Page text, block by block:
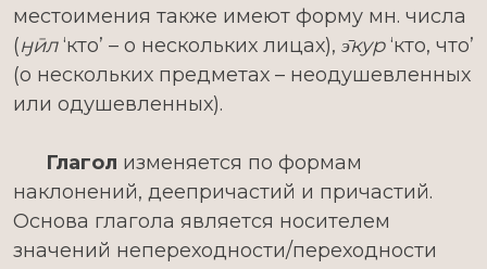
местоимения также имеют форму мн. числа
(ӈӣл‘кто’ – о нескольких лицах), э̄кур‘кто, что’
(о нескольких предметах – неодушевленных
или одушевленных).
Глагол изменяется по формам
наклонений, деепричастий и причастий.
Основа глагола является носителем
значений непереходности/переходности